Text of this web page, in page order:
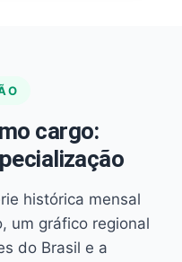
cargo:
histórica mensal
um gráfico regional
do Brasil e a